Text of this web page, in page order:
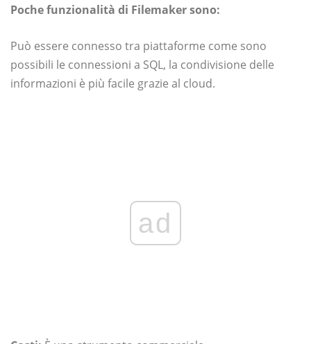
Poche funzionalità di Filemaker sono:
Può essere connesso tra piattaforme come sono
possibili le connessioni a SQL, la condivisione delle
informazioni è più facile grazie al cloud.
ad